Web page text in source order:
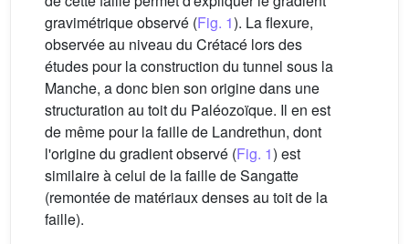
gravimétrique observé (Fig. 1). La flexure,
observée au niveau du Crétacé lors des
études pour la construction du tunnel sous la
Manche, a donc bien son origine dans une
structuration au toit du Paléozoïque. Il en est
de même pour la faille de Landrethun, dont
l'origine du gradient observé (Fig. 1) est
similaire à celui de la faille de Sangatte
(remontée de matériaux denses au toit de la
faille).